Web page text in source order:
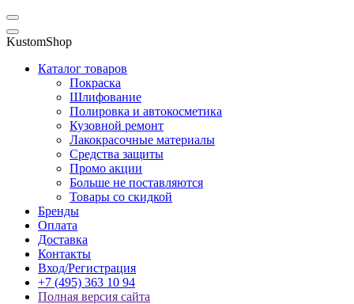
KustomShop
Каталог товаров
Покраска
Шлифование
Полировка и автокосметика
Кузовной ремонт
Лакокрасочные материалы
Средства защиты
Промо акции
Больше не поставляются
Товары со скидкой
Бренды
Оплата
Доставка
Контакты
Вход/Регистрация
+7 (495) 363 10 94
Полная версия сайта